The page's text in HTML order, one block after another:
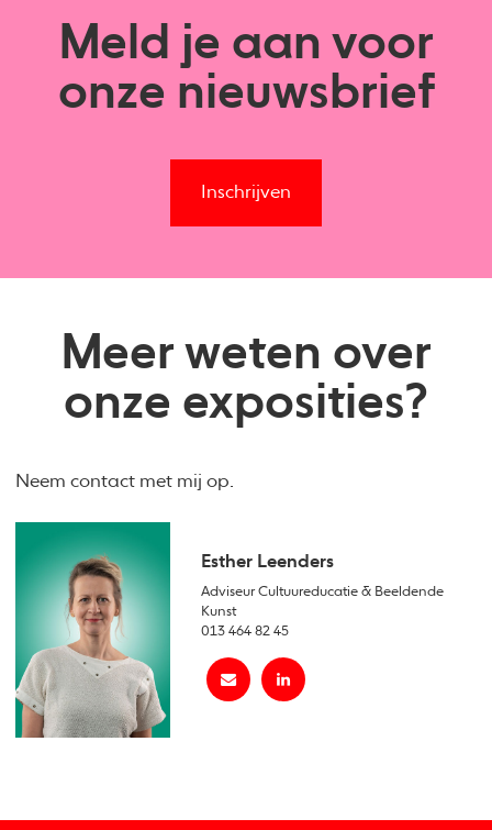
Meld je aan voor
onze nieuwsbrief
Inschrijven
Meer weten over
onze exposities?
Neem contact met mij op.
Esther Leenders
Adviseur Cultuureducatie & Beeldende
Kunst
013 464 82 45